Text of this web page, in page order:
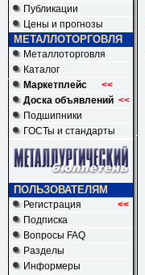
Публикации
Цены и прогнозы
МЕТАЛЛОТОРГОВЛЯ
Металлоторговля
Каталог
Маркетплейс
<<
Доска объявлений <<
Подшипники
ГОСТы и стандарты
ПОЛЬЗОВАТЕЛЯМ
Регистрация <<
Подписка
Вопросы FAQ
Разделы
Информеры